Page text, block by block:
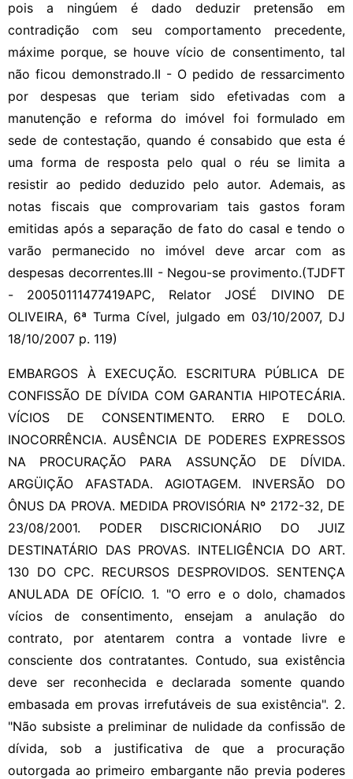
pois a ningúem é dado deduzir pretensão em
contradição com seu comportamento precedente,
máxime porque, se houve vício de consentimento, tal
não ficou demonstrado.II - O pedido de ressarcimento
por despesas que teriam sido efetivadas com a
manutenção e reforma do imóvel foi formulado em
sede de contestação, quando é consabido que esta é
uma forma de resposta pelo qual o réu se limita a
resistir ao pedido deduzido pelo autor. Ademais, as
notas fiscais que comprovariam tais gastos foram
emitidas após a separação de fato do casal e tendo o
varão permanecido no imóvel deve arcar com as
despesas decorrentes.III - Negou-se provimento.(TJDFT
- 20050111477419APC, Relator JOSÉ DIVINO DE
OLIVEIRA, 6ª Turma Cível, julgado em 03/10/2007, DJ
18/10/2007 p. 119)
EMBARGOS À EXECUÇÃO. ESCRITURA PÚBLICA DE
CONFISSÃO DE DÍVIDA COM GARANTIA HIPOTECÁRIA.
VÍCIOS DE CONSENTIMENTO. ERRO E DOLO.
INOCORRÊNCIA. AUSÊNCIA DE PODERES EXPRESSOS
NA PROCURAÇÃO PARA ASSUNÇÃO DE DÍVIDA.
ARGÜIÇÃO AFASTADA. AGIOTAGEM. INVERSÃO DO
ÔNUS DA PROVA. MEDIDA PROVISÓRIA Nº 2172-32, DE
23/08/2001. PODER DISCRICIONÁRIO DO JUIZ
DESTINATÁRIO DAS PROVAS. INTELIGÊNCIA DO ART.
130 DO CPC. RECURSOS DESPROVIDOS. SENTENÇA
ANULADA DE OFÍCIO. 1. "O erro e o dolo, chamados
vícios de consentimento, ensejam a anulação do
contrato, por atentarem contra a vontade livre e
consciente dos contratantes. Contudo, sua existência
deve ser reconhecida e declarada somente quando
embasada em provas irrefutáveis de sua existência". 2.
"Não subsiste a preliminar de nulidade da confissão de
dívida, sob a justificativa de que a procuração
outorgada ao primeiro embargante não previa poderes